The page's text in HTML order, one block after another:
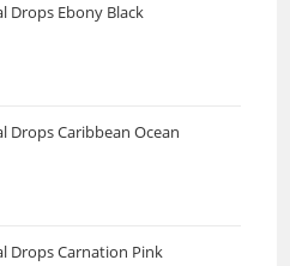
Drops Ebony Black
Drops Caribbean Ocean
Drops Carnation Pink